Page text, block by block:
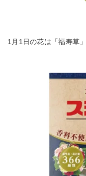
1月1日の花は「福寿草